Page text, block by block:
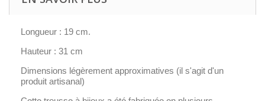
Longueur : 19 cm.
Hauteur : 31 cm
Dimensions légèrement approximatives (il s'agit d'un
produit artisanal)